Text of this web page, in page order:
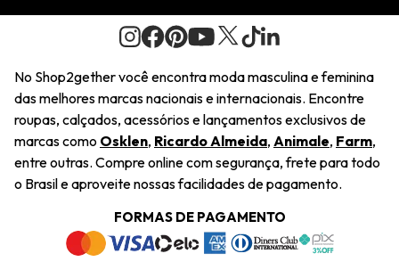
Journal
Saiu na Mídia
Sustentabilidade
Navegando
Termos e Condições
Regulamento e Promoções
Pedido de Presente
Wishlist
Condições Gerais
Troca Fácil
Restituição de Pagamento
Dúvidas Frequentes
Termos e Condições
Política de Privacidade
No Shop2gether você encontra moda masculina e feminina
das melhores marcas nacionais e internacionais. Encontre
roupas, calçados, acessórios e lançamentos exclusivos de
marcas como Osklen, Ricardo Almeida, Animale, Farm,
entre outras. Compre online com segurança, frete para todo
o Brasil e aproveite nossas facilidades de pagamento.
FORMAS DE PAGAMENTO